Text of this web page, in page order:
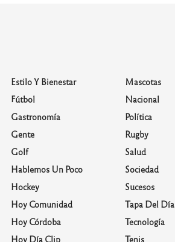
Estilo Y Bienestar
Fútbol
Gastronomía
Gente
Golf
Hablemos Un Poco
Hockey
Hoy Comunidad
Hoy Córdoba
Hoy Día Clip
Mascotas
Nacional
Política
Rugby
Salud
Sociedad
Sucesos
Tapa Del Día
Tecnología
Tenis